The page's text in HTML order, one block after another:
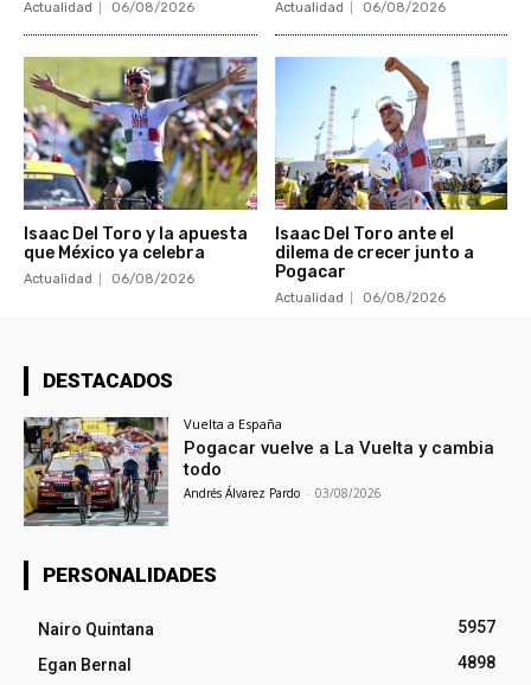
Actualidad 06/08/2026 Actualidad 06/08/2026
Isaac Del Toro y la apuesta
que México ya celebra
Actualidad 06/08/2026
Isaac Del Toro ante el
dilema de crecer junto a
Pogacar
Actualidad 06/08/2026
DESTACADOS
Vuelta a España
Pogacar vuelve a La Vuelta y cambia
todo
Andrés Álvarez Pardo - 03/08/2026
PERSONALIDADES
Nairo Quintana
5957
Egan Bernal
4898